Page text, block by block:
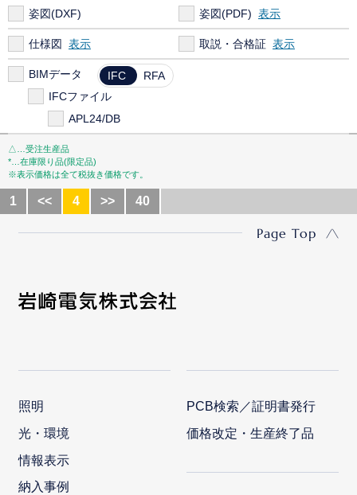
姿図(DXF) 姿図(PDF)
仕様図 取説・合格証
BIMデータ IFC
RFA
IFCファイル
APL24/DB
△…受注生産品
*…在庫限り品(限定品)
※表示価格は全て税抜き価格です。
1 << 4 >> 40
Page Top
照明
光・環境
情報表示
納入事例
PCB検索／証明書発行
価格改定・生産終了品